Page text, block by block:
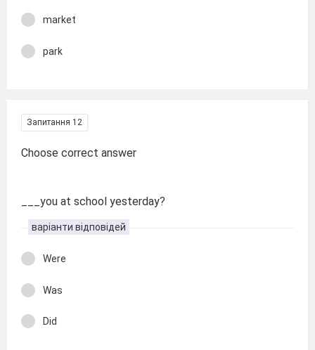
market
park
Запитання 12
Choose correct answer
___you at school yesterday?
варіанти відповідей
Were
Was
Did